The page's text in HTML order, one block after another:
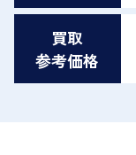
買取
参考価格